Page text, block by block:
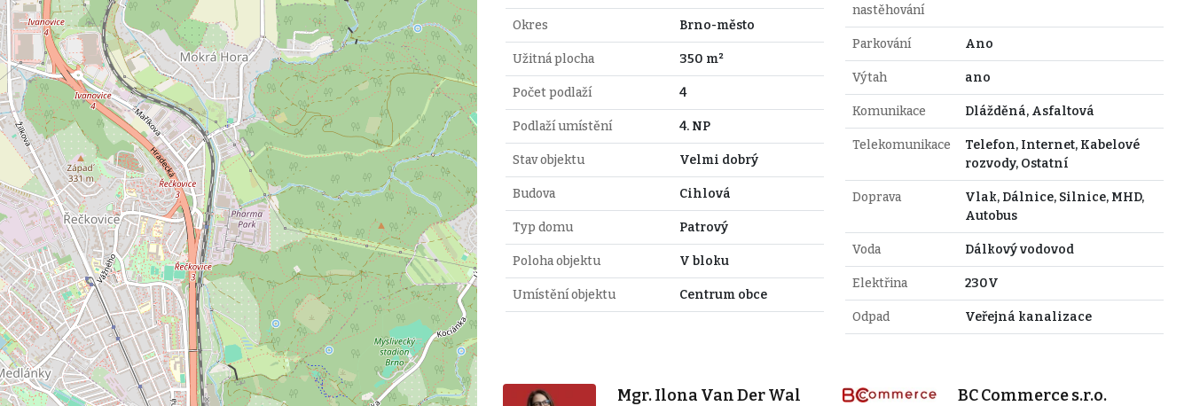
Okres Brno-město
Užitná plocha 350 m²
Počet podlaží 4
Podlaží umístění 4. NP
Stav objektu Velmi dobrý
Budova Cihlová
Typ domu Patrový
Poloha objektu V bloku
Umístění objektu Centrum obce
nastěhování
Parkování Ano
Výtah ano
Komunikace Dlážděná, Asfaltová
Telekomunikace
Telefon, Internet, Kabelové
rozvody, Ostatní
Doprava
Vlak, Dálnice, Silnice, MHD,
Autobus
Voda Dálkový vodovod
Elektřina 230V
Odpad Veřejná kanalizace
Mgr. Ilona Van Der Wal BC Commerce s.r.o.